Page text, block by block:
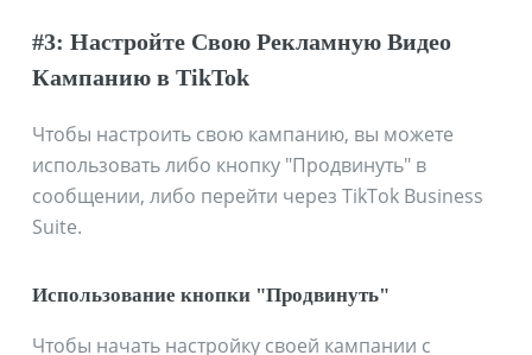
#3: Настройте Свою Рекламную Видео
Кампанию в TikTok
Чтобы настроить свою кампанию, вы можете
использовать либо кнопку "Продвинуть" в
сообщении, либо перейти через TikTok Business
Suite.
Использование кнопки "Продвинуть"
Чтобы начать настройку своей кампании с